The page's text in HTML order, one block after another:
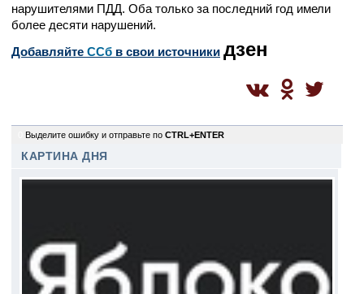
нарушителями ПДД. Оба только за последний год имели
более десяти нарушений.
Добавляйте CСб в свои источники дзен
Выделите ошибку и отправьте по CTRL+ENTER
КАРТИНА ДНЯ